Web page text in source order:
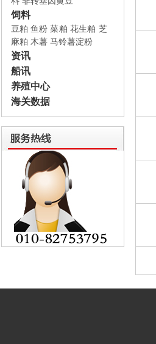
饲料
豆粕 鱼粉 菜粕 花生粕 芝
麻粕 木薯 马铃薯淀粉
资讯
船讯
养殖中心
海关数据